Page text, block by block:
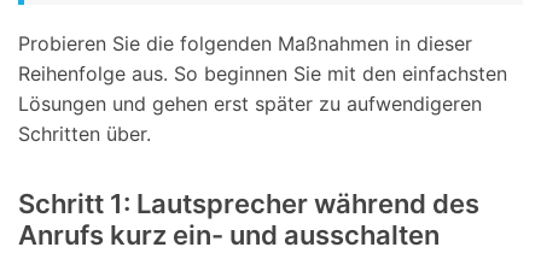
Probieren Sie die folgenden Maßnahmen in dieser
Reihenfolge aus. So beginnen Sie mit den einfachsten
Lösungen und gehen erst später zu aufwendigeren
Schritten über.
Schritt 1: Lautsprecher während des
Anrufs kurz ein- und ausschalten